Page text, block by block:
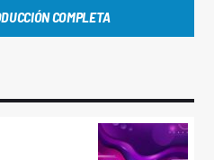
COMPLETA